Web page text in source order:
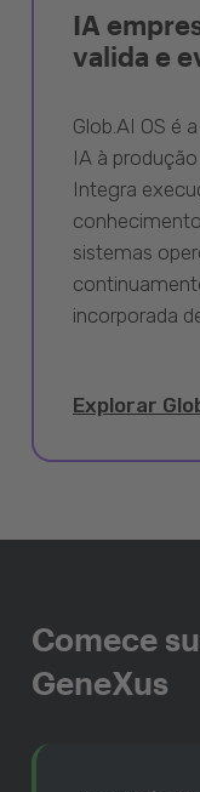
IA
valida e
Glob.AI OS é
IA à
Integra
sistemas
incorporada
Explorar
Comece
GeneXus